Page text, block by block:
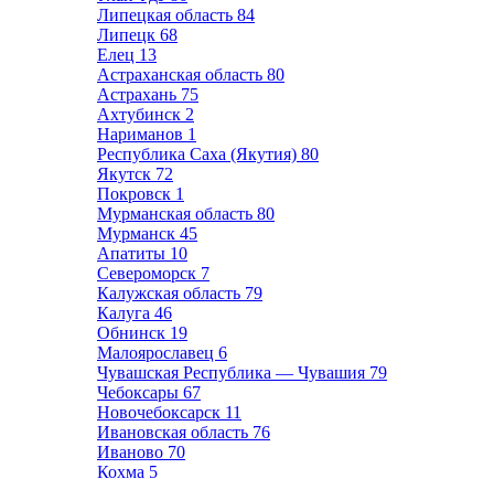
Липецкая область 84
Липецк 68
Елец 13
Астраханская область 80
Астрахань 75
Ахтубинск 2
Нариманов 1
Республика Саха (Якутия) 80
Якутск 72
Покровск 1
Мурманская область 80
Мурманск 45
Апатиты 10
Североморск 7
Калужская область 79
Калуга 46
Обнинск 19
Малоярославец 6
Чувашская Республика — Чувашия 79
Чебоксары 67
Новочебоксарск 11
Ивановская область 76
Иваново 70
Кохма 5